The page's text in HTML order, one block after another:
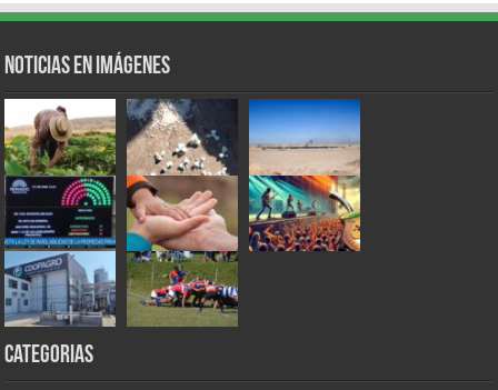
Noticias en Imágenes
Categorias